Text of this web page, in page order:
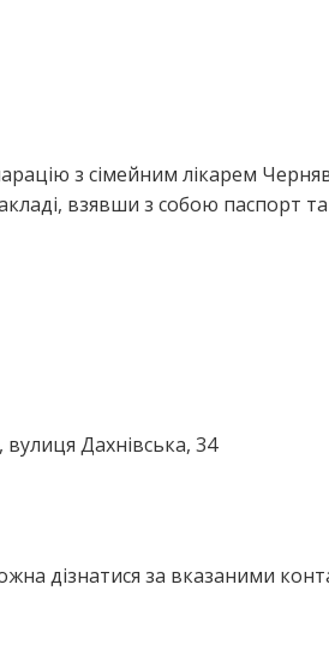
з сімейним лікарем
взявши з собою паспорт та
Дахнівська, 34
дізнатися за вказаними